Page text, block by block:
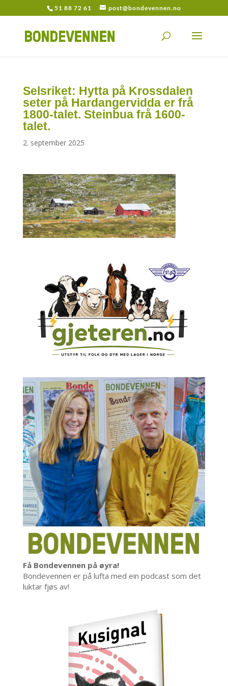
51 88 72 61 post@bondevennen.no
Selsriket: Hytta på Krossdalen
seter på Hardangervidda er frå
1800-talet. Steinbua frå 1600-
talet.
2. september 2025
Få Bondevennen på øyra!
Bondevennen er på lufta med ein podcast som det
luktar fjøs av!